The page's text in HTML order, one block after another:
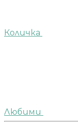
Количка
Любими